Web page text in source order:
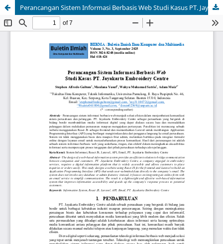
Perancangan Sistem Informasi Berbasis Web Studi Kasus PT. Jayakarta Embroidery Centre